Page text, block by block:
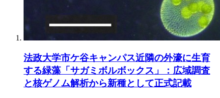
法政大学市ケ谷キャンパス近隣の外濠に生育
する緑藻「サガミボルボックス」：広域調査
と核ゲノム解析から新種として正式記載